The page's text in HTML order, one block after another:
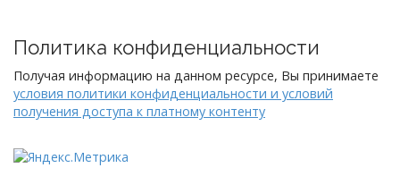
Политика конфиденциальности
Получая информацию на данном ресурсе, Вы принимаете
условия политики конфиденциальности и условий
получения доступа к платному контенту